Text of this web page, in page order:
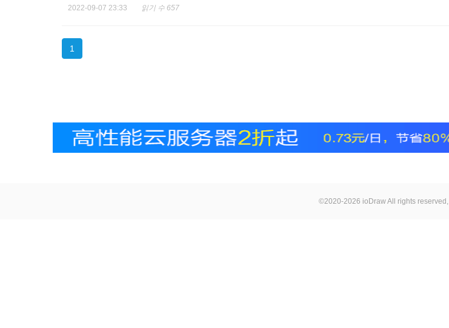
2022-09-07 23:33 읽기 수 657
1
©2020-2026 ioDraw All rights reserved,